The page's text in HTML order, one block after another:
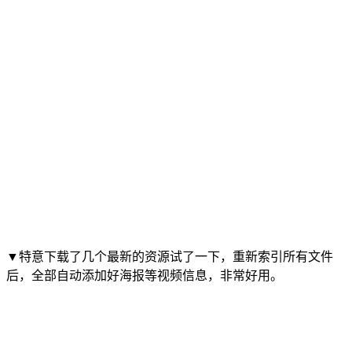
▼特意下载了几个最新的资源试了一下，重新索引所有文件
后，全部自动添加好海报等视频信息，非常好用。